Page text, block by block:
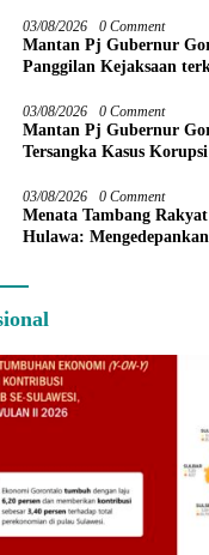
03/08/2026 0 Comment
Mantan Pj Gubernur
Panggilan Kejaksaan
03/08/2026 0 Comment
Mantan Pj Gubernur
Tersangka Kasus
03/08/2026 0 Comment
Menata Tambang
Hulawa: